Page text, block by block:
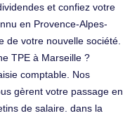
et confiez votre
en Provence-Alpes-
de votre nouvelle société.
TPE à Marseille ?
comptable. Nos
gèrent votre passage en
de salaire. dans la